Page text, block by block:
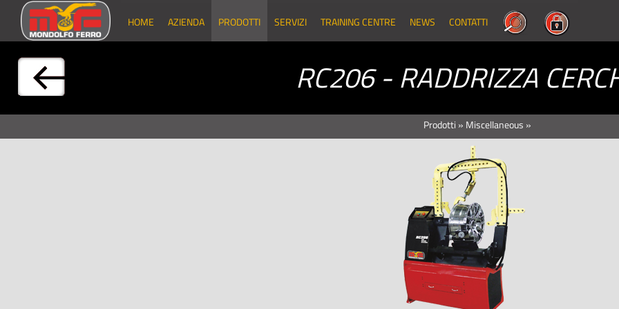
HOME AZIENDA PRODOTTI SERVIZI TRAINING CENTRE NEWS CONTATTI
RC206 - RADDRIZZA
Prodotti » Miscellaneous »